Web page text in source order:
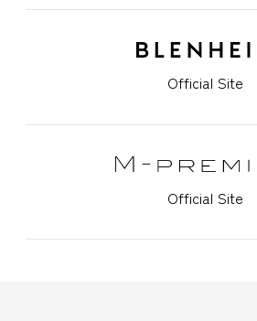
Official Site
Official Site